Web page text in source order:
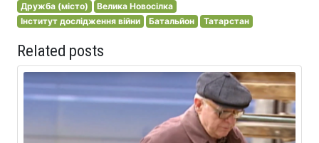
Дружба (місто)
Велика Новосілка
Інститут дослідження війни
Батальйон Татарстан
Related posts